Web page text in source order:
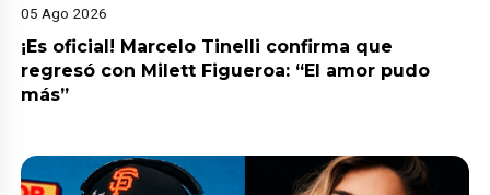
05 Ago 2026
¡Es oficial! Marcelo Tinelli confirma que
regresó con Milett Figueroa: “El amor pudo
más”